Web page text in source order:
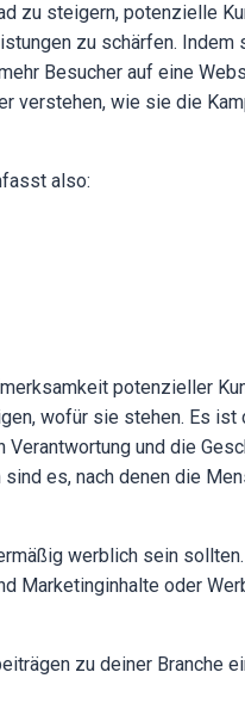
zu steigern, potenzielle
zu schärfen. Indem
Besucher auf eine
verstehen, wie sie die
also:
potenzieller
wofür sie stehen. Es
und die
es, nach denen die
werblich sein
Marketinginhalte oder
zu deiner Branche